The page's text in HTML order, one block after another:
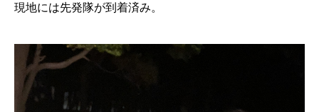
現地には先発隊が到着済み。